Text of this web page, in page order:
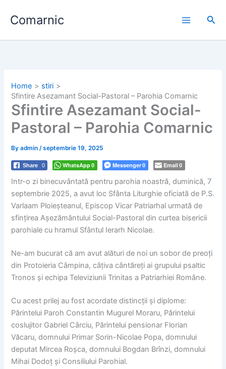
Comarnic
Home
stiri
Sfintire Asezamant Social-Pastoral – Parohia Comarnic
Sfintire Asezamant Social-
Pastoral – Parohia Comarnic
Byadmin/septembrie 19, 2025
Share 0 WhatsApp 0 Messenger 0 Email 0
Intr-o zi binecuvântată pentru parohia noastră, duminică, 7
septembrie 2025, a avut loc Sfânta Liturghie oficiată de P.S.
Varlaam Ploieșteanul, Episcop Vicar Patriarhal urmată de
sfințirea Așezământului Social-Pastoral din curtea bisericii
parohiale cu hramul Sfântul Ierarh Nicolae.
Ne-am bucurat că am avut alături de noi un sobor de preoți
din Protoieria Câmpina, câțiva cântăreți ai grupului psaltic
Tronos și echipa Televiziunii Trinitas a Patriarhiei Române.
Cu acest prilej au fost acordate distincții și diplome:
Părintelui Paroh Constantin Mugurel Moraru, Părintelui
coslujitor Gabriel Cârciu, Părintelui pensionar Florian
Văcaru, domnului Primar Sorin-Nicolae Popa, domnului
deputat Mircea Roșca, domnului Bogdan Brînzi, domnului
Mihai Dodoț și Consiliului Parohial.